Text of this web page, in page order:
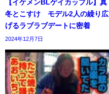
【イケメンBLゲイカップル】真
冬とこすけ モデル2人の繰り広
げるラブラブデートに密着
2024年12月7日